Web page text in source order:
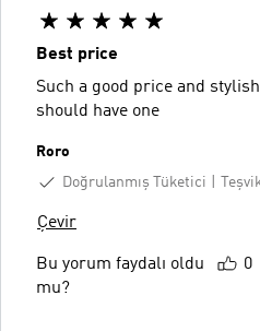
Best price
Such a good price and stylish. Every Man Utd
should have one
Roro
Doğrulanmış Tüketici
Çevir
Bu yorum faydalı oldu
mu?
0